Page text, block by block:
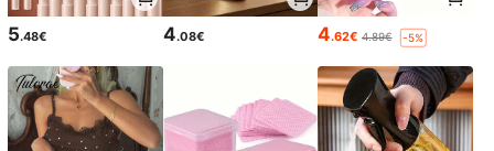
5.48€ 4.08€ 4.62€ 4.89€ -5%